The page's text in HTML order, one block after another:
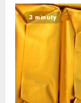
3 minuty